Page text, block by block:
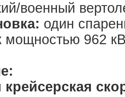
военный
один
мощностью 962